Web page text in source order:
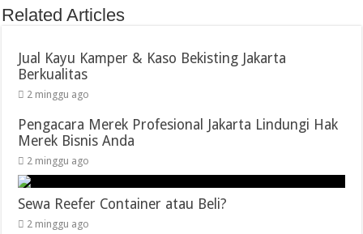
Related Articles
Jual Kayu Kamper & Kaso Bekisting Jakarta
Berkualitas
2 minggu ago
Pengacara Merek Profesional Jakarta Lindungi Hak
Merek Bisnis Anda
2 minggu ago
Sewa Reefer Container atau Beli?
2 minggu ago